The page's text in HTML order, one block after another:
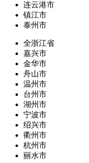
连云港市
镇江市
泰州市
全浙江省
嘉兴市
金华市
舟山市
温州市
台州市
湖州市
宁波市
绍兴市
衢州市
杭州市
丽水市